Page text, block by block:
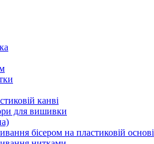
канві
для вишивки
бісером на пластиковій основі